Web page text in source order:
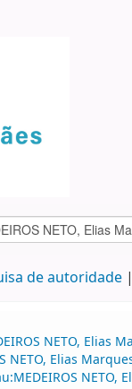
de autoridade
NETO,
Elias